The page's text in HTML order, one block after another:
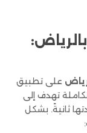
على تطبيق
تهدف إلى
ثانيةً. بشكل